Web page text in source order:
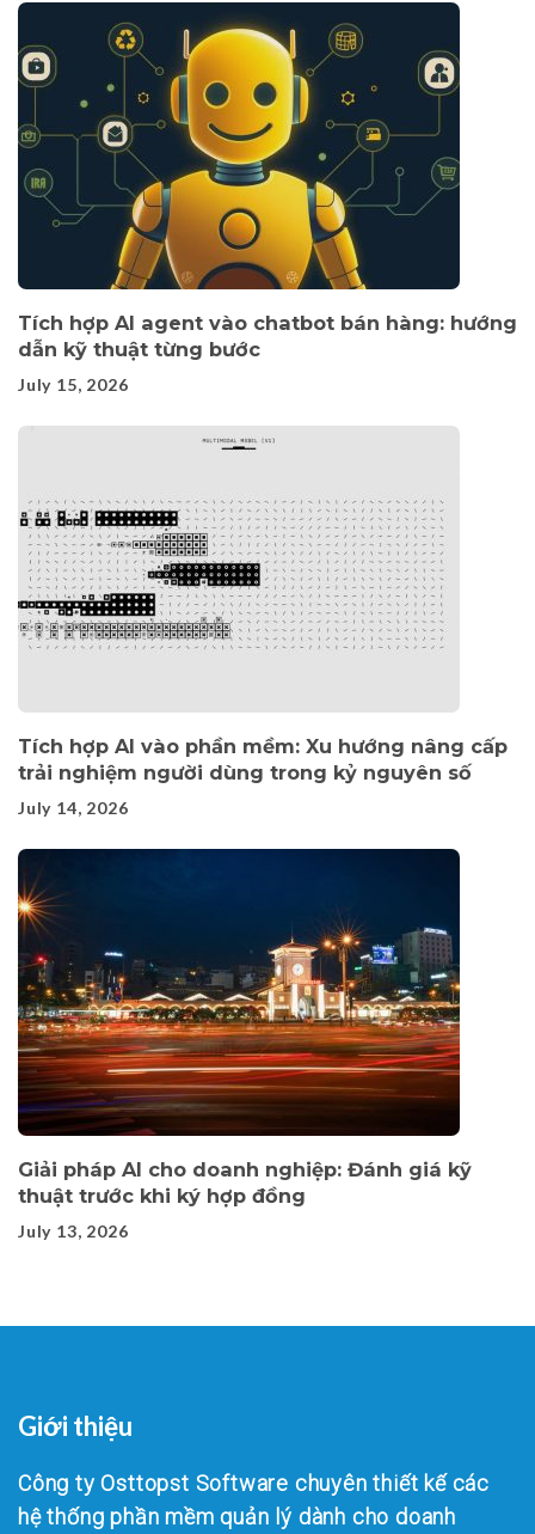
Tích hợp AI agent vào chatbot bán hàng: hướng
dẫn kỹ thuật từng bước
July 15, 2026
Tích hợp AI vào phần mềm: Xu hướng nâng cấp
trải nghiệm người dùng trong kỷ nguyên số
July 14, 2026
Giải pháp AI cho doanh nghiệp: Đánh giá kỹ
thuật trước khi ký hợp đồng
July 13, 2026
Giới thiệu
Công ty Osttopst Software chuyên thiết kế các
hệ thống phần mềm quản lý dành cho doanh